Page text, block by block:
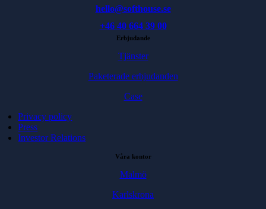
hello@softhouse.se
+46 40 664 39 00
Erbjudande
Tjänster
Paketerade erbjudanden
Case
Privacy policy
Press
Investor Relations
Våra kontor
Malmö
Karlskrona